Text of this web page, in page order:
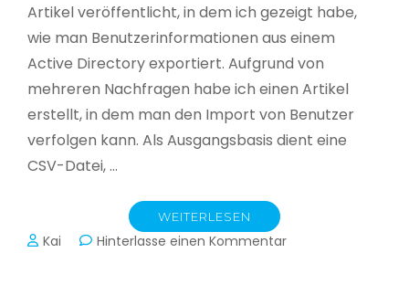
Artikel veröffentlicht, in dem ich gezeigt habe,
wie man Benutzerinformationen aus einem
Active Directory exportiert. Aufgrund von
mehreren Nachfragen habe ich einen Artikel
erstellt, in dem man den Import von Benutzer
verfolgen kann. Als Ausgangsbasis dient eine
CSV-Datei, …
WEITERLESEN
Kai Hinterlasse einen Kommentarzu